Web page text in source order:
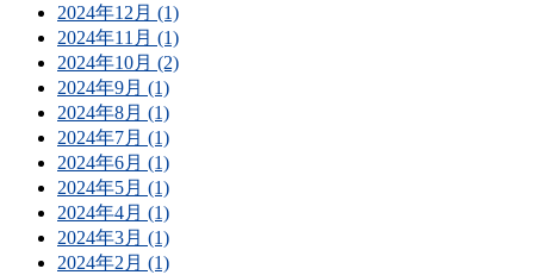
2024年12月 (1)
2024年11月 (1)
2024年10月 (2)
2024年9月 (1)
2024年8月 (1)
2024年7月 (1)
2024年6月 (1)
2024年5月 (1)
2024年4月 (1)
2024年3月 (1)
2024年2月 (1)